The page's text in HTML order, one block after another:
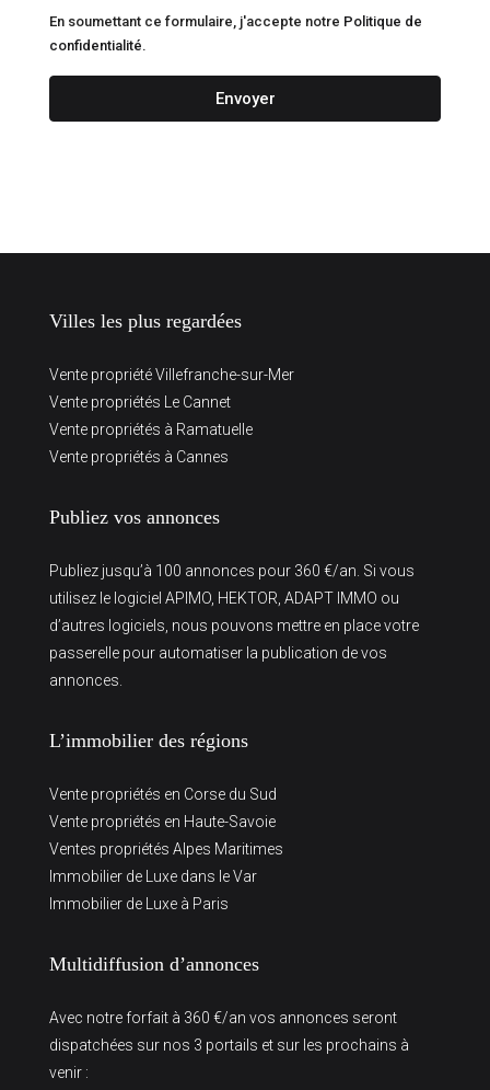
En soumettant ce formulaire, j'accepte notre Politique de
confidentialité.
Envoyer
Villes les plus regardées
Vente propriété Villefranche-sur-Mer
Vente propriétés Le Cannet
Vente propriétés à Ramatuelle
Vente propriétés à Cannes
Publiez vos annonces
Publiez jusqu’à 100 annonces pour 360 €/an. Si vous
utilisez le logiciel APIMO, HEKTOR, ADAPT IMMO ou
d’autres logiciels, nous pouvons mettre en place votre
passerelle pour automatiser la publication de vos
annonces.
L’immobilier des régions
Vente propriétés en Corse du Sud
Vente propriétés en Haute-Savoie
Ventes propriétés Alpes Maritimes
Immobilier de Luxe dans le Var
Immobilier de Luxe à Paris
Multidiffusion d’annonces
Avec notre forfait à 360 €/an vos annonces seront
dispatchées sur nos 3 portails et sur les prochains à
venir :